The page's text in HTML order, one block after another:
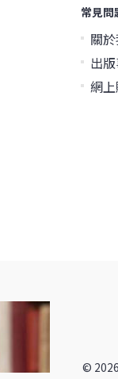
常見問
關
出
網
©